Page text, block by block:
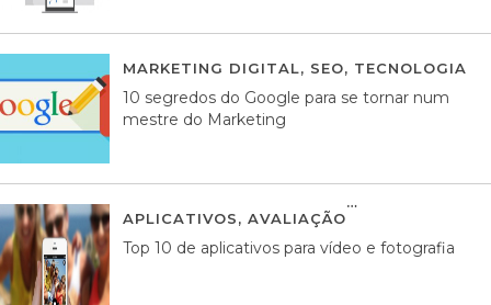
MARKETING DIGITAL, SEO, TECNOLOGIA
10 segredos do Google para se tornar num
mestre do Marketing
APLICATIVOS, AVALIAÇÃO
Top 10 de aplicativos para vídeo e fotografia